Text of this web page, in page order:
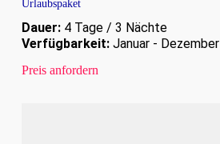
Urlaubspaket
Dauer:4 Tage / 3 Nächte
Verfügbarkeit:Januar - Dezember
Preis anfordern